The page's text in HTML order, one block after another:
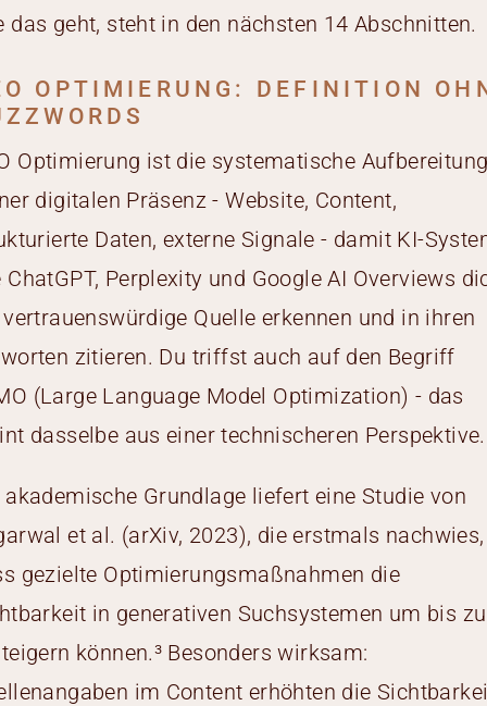
das geht, steht in den nächsten 14 Abschnitten.
OPTIMIERUNG: DEFINITION
Optimierung ist die systematische
digitalen Präsenz - Website, Content,
Daten, externe Signale - damit KI-
ChatGPT, Perplexity und Google AI Overviews
Quelle erkennen und in ihren
zitieren. Du triffst auch auf den Begriff
(Large Language Model Optimization) - das
dasselbe aus einer technischeren Perspektive.
akademische Grundlage liefert eine Studie von
et al. (arXiv, 2023), die erstmals nachwies,
gezielte Optimierungsmaßnahmen die
in generativen Suchsystemen um bis
können.³ Besonders wirksam:
im Content erhöhten die